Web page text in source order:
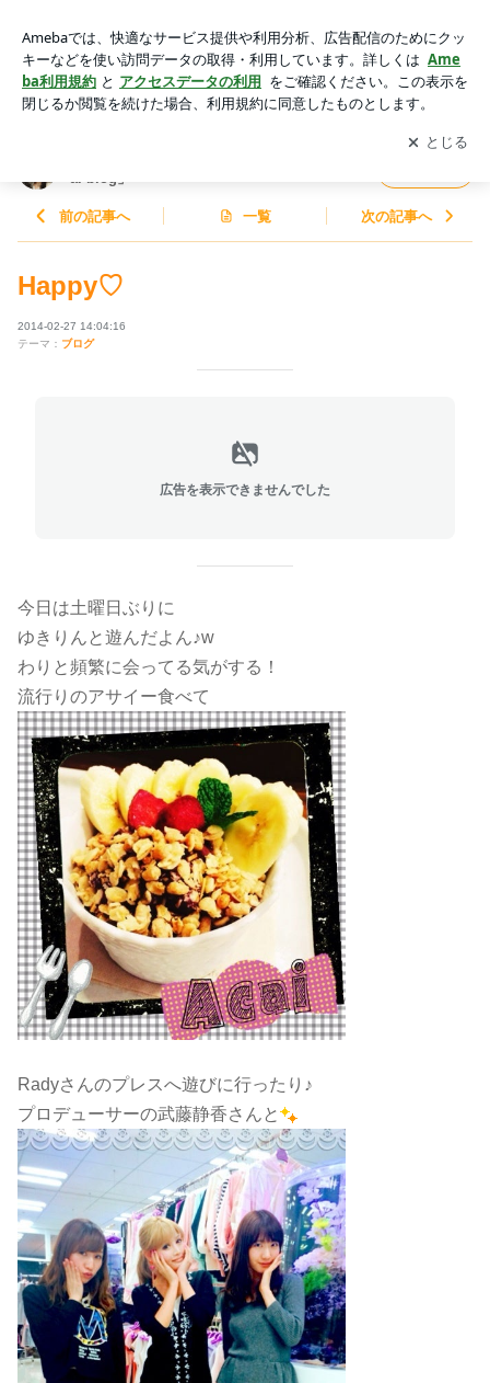
g」Powered by Ameba
アプリをダウンロードして ブログの更新通知
を受け取りまし
ょう。
開く
al blog」
前の記事へ 一覧 次の記事へ
Happy♡
2014-02-27 14:04:16
テーマ： ブログ
広告を表示できませんでした
今日は土曜日ぶりに
ゆきりんと遊んだよん♪w
わりと頻繁に会ってる気がする！
流行りのアサイー食べて
Radyさんのプレスへ遊びに行ったり♪
プロデューサーの武藤静香さんと